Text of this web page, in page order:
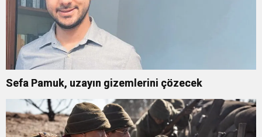
Sefa Pamuk, uzayın gizemlerini çözecek